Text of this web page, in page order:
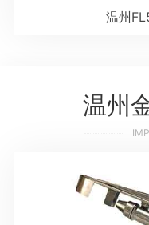
温州
温州